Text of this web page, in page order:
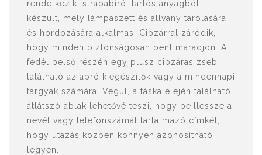
rendelkezik, strapabíró, tartós anyagból
készült, mely lámpaszett és állvány tárolására
és hordozására alkalmas. Cipzárral záródik,
hogy minden biztonságosan bent maradjon. A
fedél belső részén egy plusz cipzáras zseb
található az apró kiegészítők vagy a mindennapi
tárgyak számára. Végül, a táska elején található
átlátszó ablak lehetővé teszi, hogy beillessze a
nevét vagy telefonszámát tartalmazó címkét,
hogy utazás közben könnyen azonosítható
legyen.